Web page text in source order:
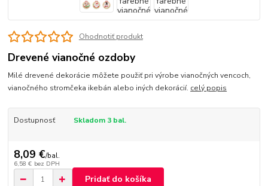
Ohodnotiť produkt
Drevené vianočné ozdoby
Milé drevené dekorácie môžete použiť pri výrobe vianočných vencoch,
vianočného stromčeka ikebán alebo iných dekorácií. celý popis
Dostupnosť Skladom 3 bal.
8,09 €/bal.
6,58 € bez DPH
Pridať do košíka